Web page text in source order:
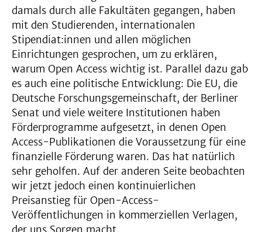
damals durch alle Fakultäten gegangen, haben
mit den Studierenden, internationalen
Stipendiat:innen und allen möglichen
Einrichtungen gesprochen, um zu erklären,
warum Open Access wichtig ist. Parallel dazu gab
es auch eine politische Entwicklung: Die EU, die
Deutsche Forschungsgemeinschaft, der Berliner
Senat und viele weitere Institutionen haben
Förderprogramme aufgesetzt, in denen Open
Access-Publikationen die Voraussetzung für eine
finanzielle Förderung waren. Das hat natürlich
sehr geholfen. Auf der anderen Seite beobachten
wir jetzt jedoch einen kontinuierlichen
Preisanstieg für Open-Access-
Veröffentlichungen in kommerziellen Verlagen,